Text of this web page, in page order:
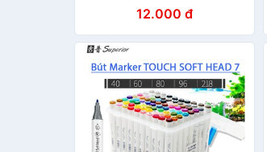
12.000 đ